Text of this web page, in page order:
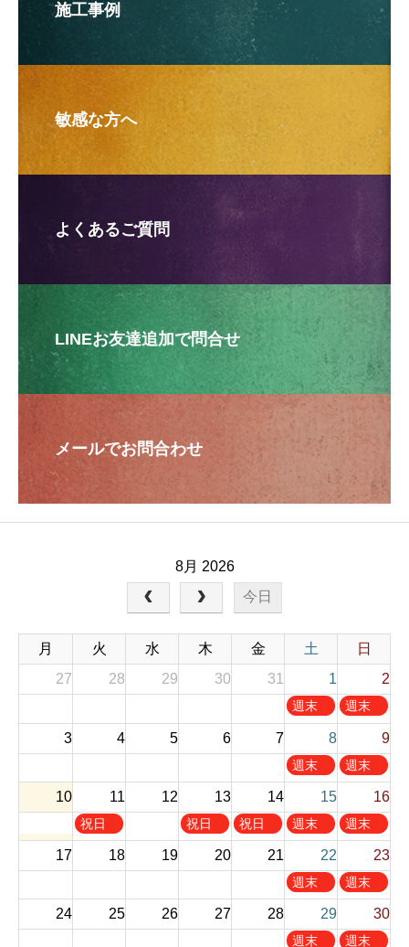
施工事例
敏感な方へ
よくあるご質問
LINEお友達追加で問合せ
メールでお問合わせ
8月 2026
今日
月 火 水 木 金 土
日
27
28 29 30 31 1 2
土
曜
,
8
1
s
2
0
週末
お休
日
曜
,
8
2
n
2
0
週末
お休
3 4 5 6 7 8 9
土
曜
,
8
8
t
2
週末
お休
日
曜
,
8
9
t
2
週末
お休
10 11 12 13 14 15 16
火
曜
8
1
祝日
木
曜
8
1
祝日
金
曜
8
1
祝日
土
曜
,
8
1
週末
お休
日
曜
,
8
1
週末
お休
17 18 19 20 21 22 23
土
曜
,
週末
お休
日
曜
,
週末
お休
24 25 26 27 28 29 30
土
週末 日
週末